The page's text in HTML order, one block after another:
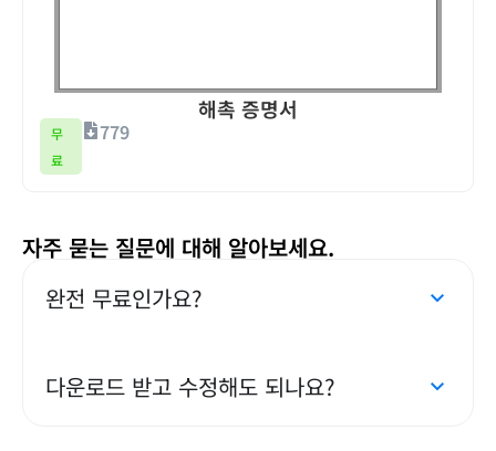
해촉 증명서
무
료
779
자주 묻는 질문에 대해 알아보세요.
완전 무료인가요?
다운로드 받고 수정해도 되나요?